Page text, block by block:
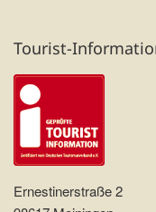
Tourist-
Ernestinerstraße 2